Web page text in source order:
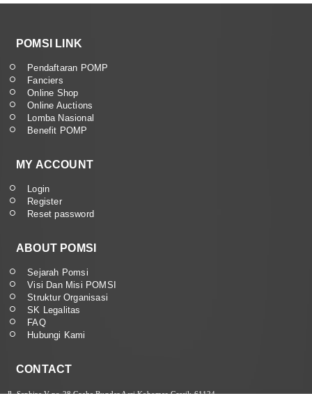
POMSI LINK
Pendaftaran POMP
Fanciers
Online Shop
Online Auctions
Lomba Nasional
Benefit POMP
MY ACCOUNT
Login
Register
Reset password
ABOUT POMSI
Sejarah Pomsi
Visi Dan Misi POMSI
Struktur Organisasi
SK Legalitas
FAQ
Hubungi Kami
CONTACT
Jl. Saphire V no 28 Graha Bunder Asri Kebomas Gresik 61124